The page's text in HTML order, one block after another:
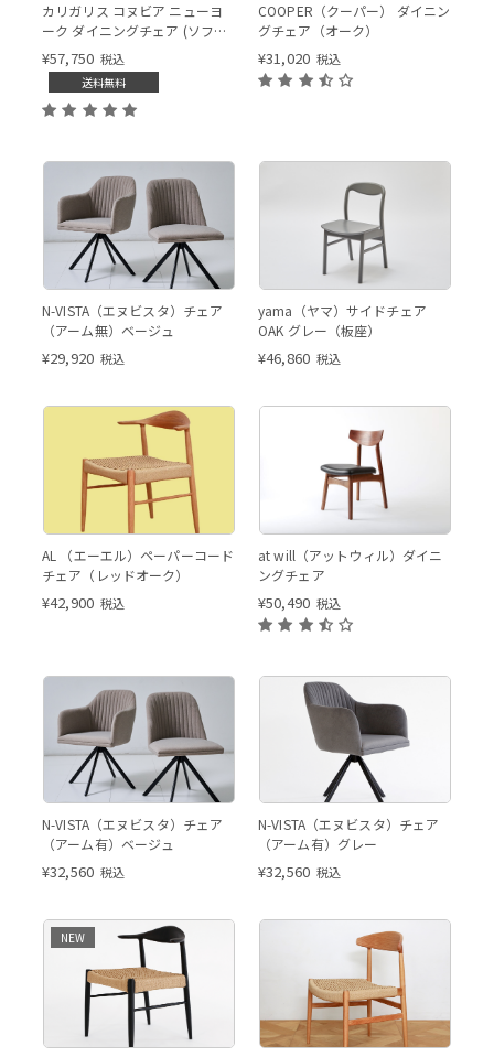
カリガリス コヌビア ニューヨ
ーク ダイニングチェア (ソフト
レザー) ／ Calligaris connubia
NEW YORK[CB1022] 705/P94
¥57,750 税込
送料無料
COOPER（クーパー） ダイニン
グチェア（オーク）
¥31,020 税込
※ご覧いただいている商品ペー
ジはアーム無仕様となります。
N-VISTA（エヌビスタ）チェア
（アーム無）ベージュ
¥29,920 税込
yama（ヤマ）サイドチェア
OAK グレー（板座）
¥46,860 税込
AL （エーエル）ペーパーコード
チェア（レッドオーク）
¥42,900 税込
at will（アットウィル）ダイニ
ングチェア
¥50,490 税込
※ご覧いただいている商品ペー
ジはアーム有仕様となります。
N-VISTA（エヌビスタ）チェア
（アーム有）ベージュ
¥32,560 税込
N-VISTA（エヌビスタ）チェア
（アーム有）グレー
¥32,560 税込
NEW